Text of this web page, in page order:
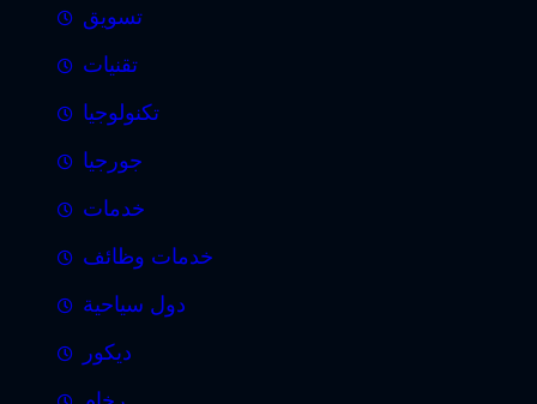
تسويق
تقنيات
تكنولوجيا
جورجيا
خدمات
خدمات وظائف
دول سياحية
ديكور